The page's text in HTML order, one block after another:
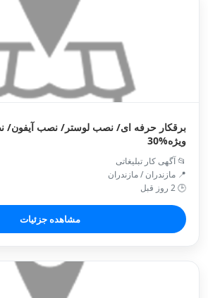
برقکار حرفه ای/ نصب لوستر/ نصب آیفون/
ویژه%30
📂 آگهی کار تبلیغاتی
📍 مازندران / مازندران
🕒 2 روز قبل
مشاهده جزئیات